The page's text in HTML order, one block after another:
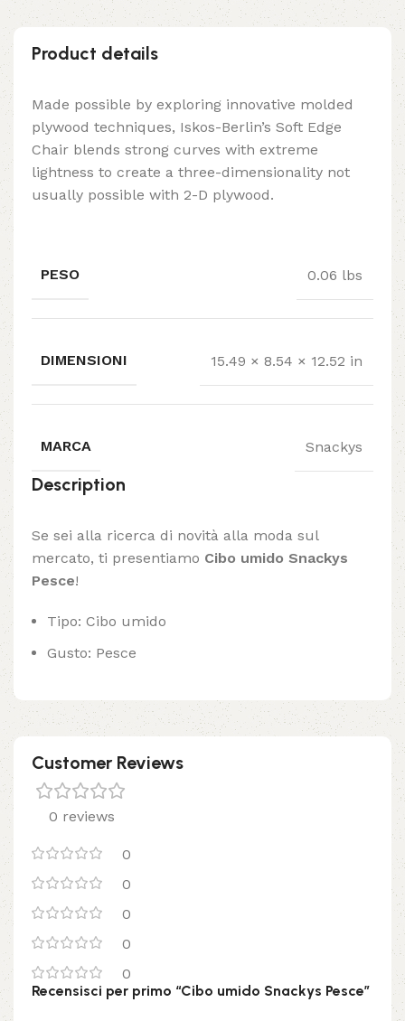
Product details
Made possible by exploring innovative molded
plywood techniques, Iskos-Berlin’s Soft Edge
Chair blends strong curves with extreme
lightness to create a three-dimensionality not
usually possible with 2-D plywood.
PESO 0.06 lbs
DIMENSIONI 15.49 × 8.54 × 12.52 in
MARCA Snackys
Description
Se sei alla ricerca di novità alla moda sul
mercato, ti presentiamo Cibo umido Snackys
Pesce!
Tipo: Cibo umido
Gusto: Pesce
Customer Reviews
0 reviews
0
0
0
0
0
Recensisci per primo “Cibo umido Snackys Pesce”